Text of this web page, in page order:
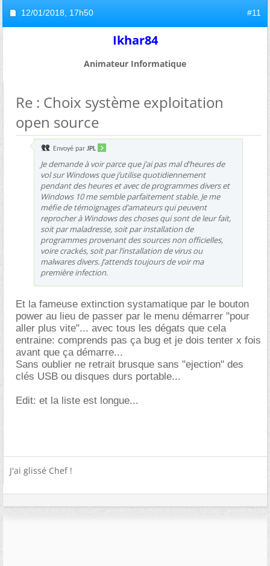
12/01/2018, 17h50 #11
Ikhar84
Animateur Informatique
Re : Choix système exploitation
open source
Envoyé par JPL
Je demande à voir parce que j’ai pas mal d’heures de
vol sur Windows que j’utilise quotidiennement
pendant des heures et avec de programmes divers et
Windows 10 me semble parfaitement stable. Je me
méfie de témoignages d’amateurs qui peuvent
reprocher à Windows des choses qui sont de leur fait,
soit par maladresse, soit par installation de
programmes provenant des sources non officielles,
voire crackés, soit par l’installation de virus ou
malwares divers. J’attends toujours de voir ma
première infection.
Et la fameuse extinction systamatique par le bouton
power au lieu de passer par le menu démarrer "pour
aller plus vite"... avec tous les dégats que cela
entraine: comprends pas ça bug et je dois tenter x fois
avant que ça démarre...
Sans oublier ne retrait brusque sans "ejection" des
clés USB ou disques durs portable...
Edit: et la liste est longue...
J'ai glissé Chef !